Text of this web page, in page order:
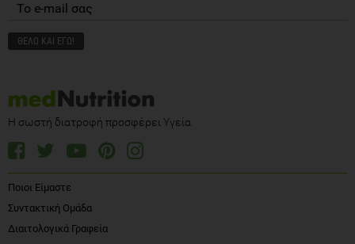
Η σωστή διατροφή προσφέρει Υγεία
Ποιοι Είμαστε
Συντακτική Ομάδα
Διαιτολογικά Γραφεία